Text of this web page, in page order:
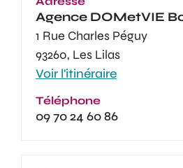
Agence DOMetVIE
1 Rue Charles Péguy
93260, Les Lilas
Voir l'itinéraire
Téléphone
09 70 24 60 86